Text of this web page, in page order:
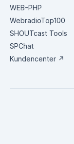
WEB-PHP
WebradioTop100
SHOUTcast Tools
SPChat
Kundencenter ↗